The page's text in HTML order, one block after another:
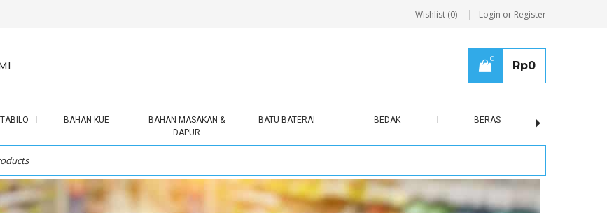
Wishlist (0) Login or Register
0
Rp0
BAHAN KUE
BAHAN MASAKAN &
DAPUR
BATU BATERAI BEDAK BERAS